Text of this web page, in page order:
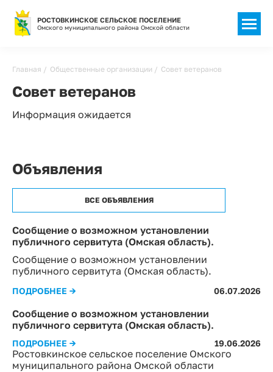
РОСТОВКИНСКОЕ СЕЛЬСКОЕ ПОСЕЛЕНИЕ
Омского муниципального района Омской области
Ростовкинское сельское поселение Омского
муниципального района Омской области
Строка
навигации
Главная Общественные организации Совет ветеранов
Совет ветеранов
Информация ожидается
Объявления
ВСЕ ОБЪЯВЛЕНИЯ
Сообщение о возможном установлении
публичного сервитута (Омская область).
Сообщение о возможном установлении
публичного сервитута (Омская область).
ПОДРОБНЕЕ → 06.07.2026
Сообщение о возможном установлении
публичного сервитута (Омская область).
ПОДРОБНЕЕ → 19.06.2026